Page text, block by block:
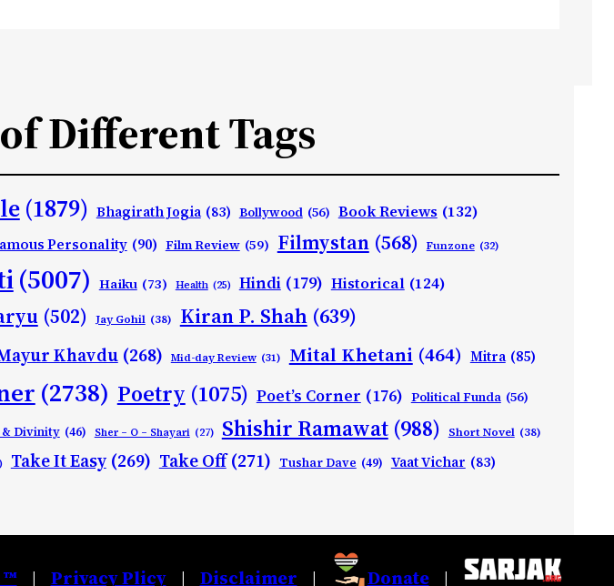
Different Tags
(1879) Bhagirath Jogia (83) Bollywood (56) Book Reviews (132)
Personality (90) Film Review (59) Filmystan (568) Funzone (32)
(5007) Haiku (73) Health (25) Hindi (179) Historical (124)
(502) Jay Gohil (38) Kiran P. Shah (639)
Khavdu (268) Mid-day Review (31) Mital Khetani (464) Mitra (85)
(2738) Poetry (1075) Poet’s Corner (176) Political Funda (56)
Divinity (46) Sher – O – Shayari (27) Shishir Ramawat (988) Short Novel (38)
Take It Easy (269) Take Off (271) Tushar Dave (49) Vaat Vichar (83)
™ | Privacy Plicy | Disclaimer | Donate |